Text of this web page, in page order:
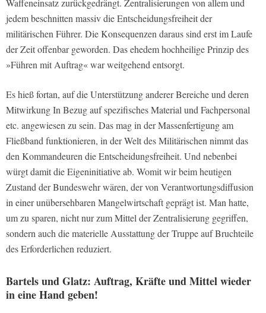
Waffeneinsatz zurückgedrängt. Zentralisierungen von allem und
jedem beschnitten massiv die Entscheidungsfreiheit der
militärischen Führer. Die Konsequenzen daraus sind erst im Laufe
der Zeit offenbar geworden. Das ehedem hochheilige Prinzip des
»Führen mit Auftrag« war weitgehend entsorgt.
Es hieß fortan, auf die Unterstützung anderer Bereiche und deren
Mitwirkung In Bezug auf spezifisches Material und Fachpersonal
etc. angewiesen zu sein. Das mag in der Massenfertigung am
Fließband funktionieren, in der Welt des Militärischen nimmt das
den Kommandeuren die Entscheidungsfreiheit. Und nebenbei
würgt damit die Eigeninitiative ab. Womit wir beim heutigen
Zustand der Bundeswehr wären, der von Verantwortungsdiffusion
in einer unübersehbaren Mangelwirtschaft geprägt ist. Man hatte,
um zu sparen, nicht nur zum Mittel der Zentralisierung gegriffen,
sondern auch die materielle Ausstattung der Truppe auf Bruchteile
des Erforderlichen reduziert.
Bartels und Glatz: Auftrag, Kräfte und Mittel wieder
in eine Hand geben!